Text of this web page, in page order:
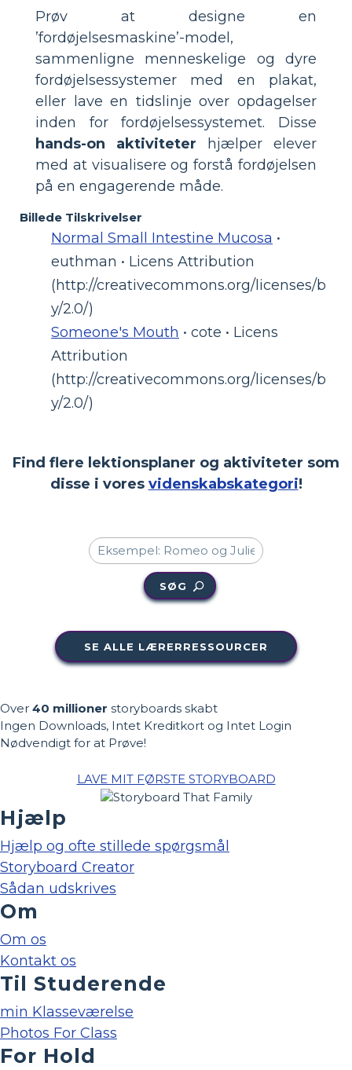
Prøv at designe en
’fordøjelsesmaskine’-model,
sammenligne menneskelige og dyre
fordøjelsessystemer med en plakat,
eller lave en tidslinje over opdagelser
inden for fordøjelsessystemet. Disse
hands-on aktiviteter hjælper elever
med at visualisere og forstå fordøjelsen
på en engagerende måde.
Billede Tilskrivelser
Normal Small Intestine Mucosa •
euthman • Licens Attribution
(http://creativecommons.org/licenses/b
y/2.0/)
Someone's Mouth • cote • Licens
Attribution
(http://creativecommons.org/licenses/b
y/2.0/)
Find flere lektionsplaner og aktiviteter som
disse i vores videnskabskategori!
SØG
SE ALLE LÆRERRESSOURCER
Over 40 millioner storyboards skabt
Ingen Downloads, Intet Kreditkort og Intet Login
Nødvendigt for at Prøve!
LAVE MIT FØRSTE STORYBOARD
Hjælp
Hjælp og ofte stillede spørgsmål
Storyboard Creator
Sådan udskrives
Om
Om os
Kontakt os
Til Studerende
min Klasseværelse
Photos For Class
For Hold